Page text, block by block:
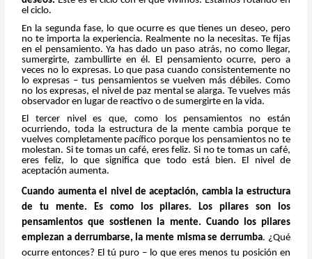
el ciclo.
En la segunda fase, lo que ocurre es que tienes un deseo, pero
no te importa la experiencia. Realmente no la necesitas. Te fijas
en el pensamiento. Ya has dado un paso atrás, no como llegar,
sumergirte, zambullirte en él. El pensamiento ocurre, pero a
veces no lo expresas. Lo que pasa cuando consistentemente no
lo expresas – tus pensamientos se vuelven más débiles. Como
no los expresas, el nivel de paz mental se alarga. Te vuelves más
observador en lugar de reactivo o de sumergirte en la vida.
El tercer nivel es que, como los pensamientos no están
ocurriendo, toda la estructura de la mente cambia porque te
vuelves completamente pacífico porque los pensamientos no te
molestan. Si te tomas un café, eres feliz. Si no te tomas un café,
eres feliz, lo que significa que todo está bien. El nivel de
aceptación aumenta.
Cuando aumenta el nivel de aceptación, cambia la estructura
de tu mente. Es como los pilares. Los pilares son los
pensamientos que sostienen la mente. Cuando los pilares
empiezan a derrumbarse, la mente misma se derrumba. ¿Qué
ocurre entonces? El tú puro – lo que eres menos tu posición en